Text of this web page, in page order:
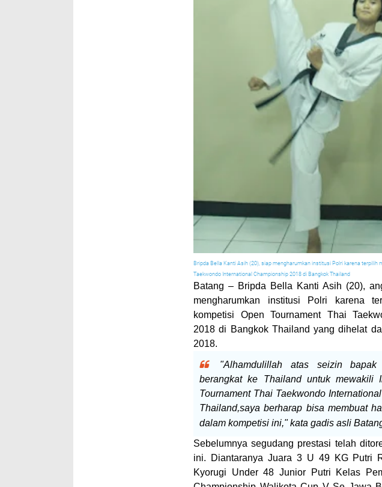
Bripda Bella Kanti Asih (20), siap mengharumkan institusi Polri karena terpilih
Taekwondo International Championship 2018 di Bangkok Thailand
Batang – Bripda Bella Kanti Asih (20),
mengharumkan institusi Polri karena
kompetisi Open Tournament Thai
2018 di Bangkok Thailand yang dihelat
2018.
"Alhamdulillah atas seizin bapak
berangkat ke Thailand untuk mewakili
Tournament Thai Taekwondo
Thailand,saya berharap bisa membuat
dalam kompetisi ini," kata gadis asli
Sebelumnya segudang prestasi telah
ini. Diantaranya Juara 3 U 49 KG Putri
Kyorugi Under 48 Junior Putri Kelas